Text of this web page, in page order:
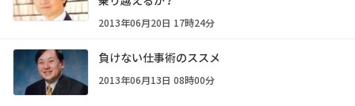
2013年06月20日 17時24分
負けない仕事術のススメ
2013年06月13日 08時00分